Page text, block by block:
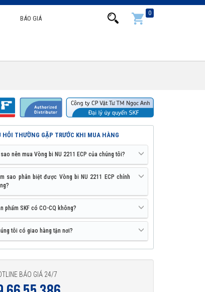
BÁO GIÁ
0
HỎI THƯỜNG GẶP TRƯỚC KHI MUA HÀNG
nên mua Vòng bi NU 2211 ECP của chúng tôi?
sao phân biệt được Vòng bi NU 2211 ECP chính
phẩm SKF có CO-CQ không?
tôi có giao hàng tận nơi?
BÁO GIÁ 24/7